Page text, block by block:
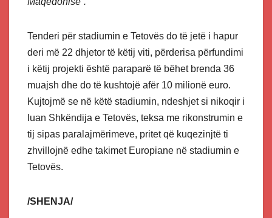
Tenderi për stadiumin e Tetovës do të jetë i hapur
deri më 22 dhjetor të këtij viti, përderisa përfundimi
i këtij projekti është paraparë të bëhet brenda 36
muajsh dhe do të kushtojë afër 10 milionë euro.
Kujtojmë se në këtë stadiumin, ndeshjet si nikoqir i
luan Shkëndija e Tetovës, teksa me rikonstrumin e
tij sipas paralajmërimeve, pritet që kuqezinjtë ti
zhvillojnë edhe takimet Europiane në stadiumin e
Tetovës.
/SHENJA/